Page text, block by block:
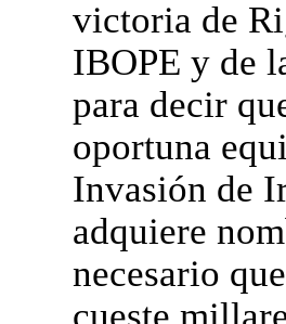
victoria de
IBOPE y de
para decir
oportuna
Invasión de
adquiere
necesario
cueste